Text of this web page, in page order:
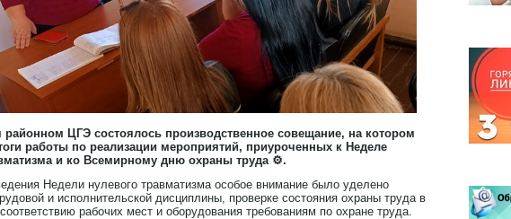
районном ЦГЭ состоялось производственное совещание, на котором
работы по реализации мероприятий, приуроченных к Неделе
и ко Всемирному дню охраны труда ⚙️.
Недели нулевого травматизма особое внимание было уделено
и исполнительской дисциплины, проверке состояния охраны труда в
рабочих мест и оборудования требованиям по охране труда.